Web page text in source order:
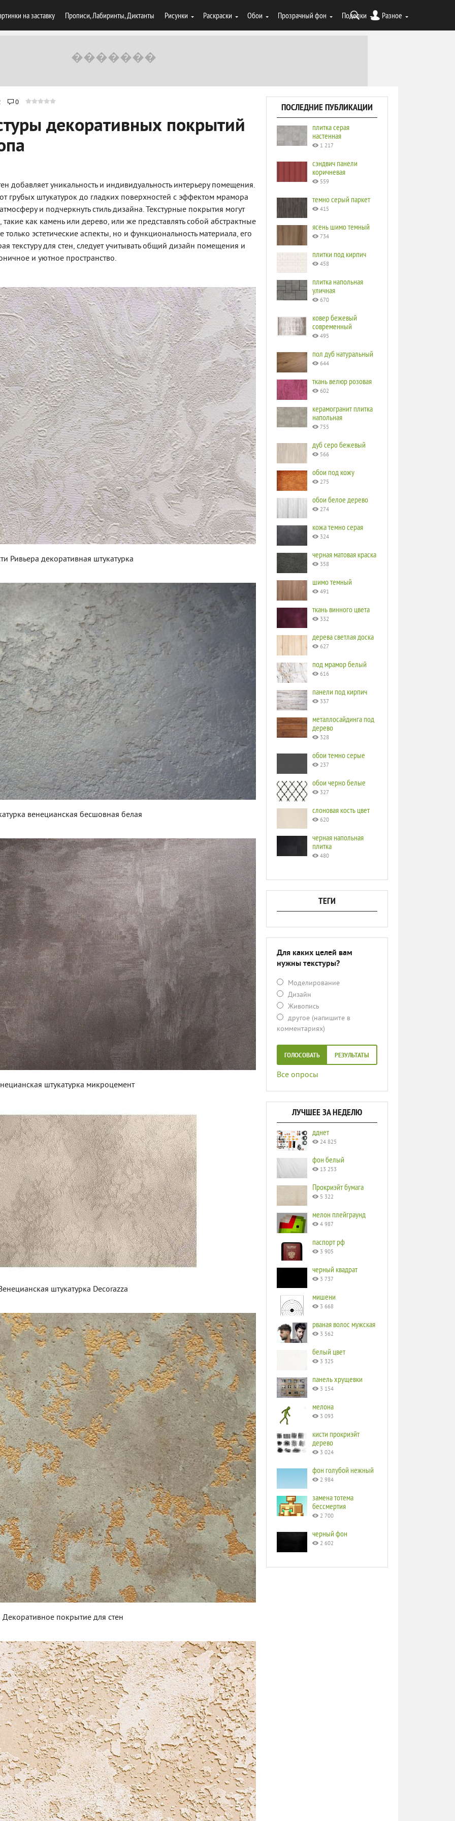
на заставку Прописи, Лабиринты, Диктанты Рисунки Раскраски Обои Прозрачный фон Поделки Разное
0
декоративных покрытий
добавляет уникальность и индивидуальность интерьеру помещения.
грубых штукатурок до гладких поверхностей с эффектом мрамора
и подчеркнуть стиль дизайна. Текстурные покрытия могут
как камень или дерево, или же представлять собой абстрактные
эстетические аспекты, но и функциональность материала, его
текстуру для стен, следует учитывать общий дизайн помещения и
и уютное пространство.
Ривьера декоративная штукатурка
венецианская бесшовная белая
штукатурка микроцемент
штукатурка Decorazza
Декоративное покрытие для стен
ПОСЛЕДНИЕ ПУБЛИКАЦИИ
плитка серая
настенная
1 217
сэндвич панели
коричневая
559
темно серый паркет
415
ясень шимо темный
734
плитки под кирпич
458
плитка напольная
уличная
670
ковер бежевый
современный
495
пол дуб натуральный
644
ткань велюр розовая
602
керамогранит плитка
напольная
755
дуб серо бежевый
566
обои под кожу
275
обои белое дерево
274
кожа темно серая
324
черная матовая краска
358
шимо темный
491
ткань винного цвета
332
дерева светлая доска
627
под мрамор белый
616
панели под кирпич
337
металлосайдинга под
дерево
328
обои темно серые
237
обои черно белые
327
слоновая кость цвет
620
черная напольная
плитка
480
ТЕГИ
Для каких целей вам
нужны текстуры?
Моделирование
Дизайн
Живопись
другое (напишите в
комментариях)
ГОЛОСОВАТЬ РЕЗУЛЬТАТЫ
Все опросы
ЛУЧШЕЕ ЗА НЕДЕЛЮ
дднет
24 825
фон белый
13 253
Прокриэйт бумага
5 322
мелон плейграунд
4 987
паспорт рф
3 905
черный квадрат
3 737
мишени
3 668
рваная волос мужская
3 562
белый цвет
3 325
панель хрущевки
3 154
мелона
3 093
кисти прокриэйт
дерево
3 024
фон голубой нежный
2 984
замена тотема
бессмертия
2 700
черный фон
2 602